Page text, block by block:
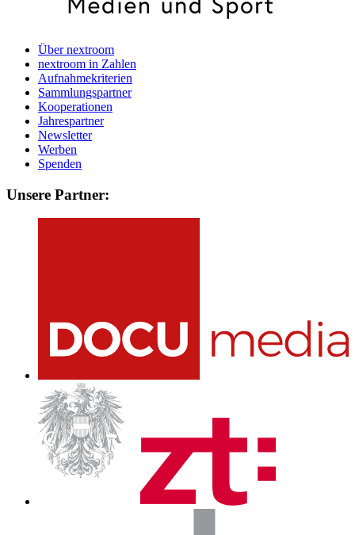
Über nextroom
nextroom in Zahlen
Aufnahmekriterien
Sammlungspartner
Kooperationen
Jahrespartner
Newsletter
Werben
Spenden
Unsere Partner: